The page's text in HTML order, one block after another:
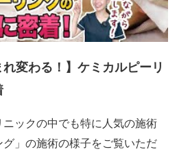
れ変わる！】ケミカルピーリ
ックの中でも特に人気の施術
グ」の施術の様子をご覧いただ